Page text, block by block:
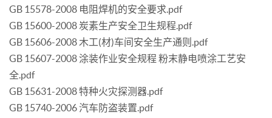
GB 15578-2008 电阻焊机的安全要求.pdf
GB 15600-2008 炭素生产安全卫生规程.pdf
GB 15606-2008 木工(材)车间安全生产通则.pdf
GB 15607-2008 涂装作业安全规程 粉末静电喷涂工艺安
全.pdf
GB 15631-2008 特种火灾探测器.pdf
GB 15740-2006 汽车防盗装置.pdf